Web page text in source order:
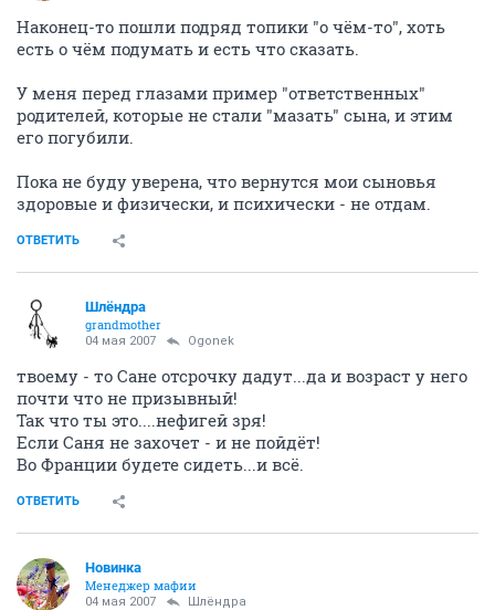
Наконец-то пошли подряд топики "о чём-то", хоть
есть о чём подумать и есть что сказать.
У меня перед глазами пример "ответственных"
родителей, которые не стали "мазать" сына, и этим
его погубили.
Пока не буду уверена, что вернутся мои сыновья
здоровые и физически, и психически - не отдам.
ОТВЕТИТЬ
Шлёндра
grandmother
04 мая 2007 Ogonek
твоему - то Сане отсрочку дадут...да и возраст у него
почти что не призывный!
Так что ты это....нефигей зря!
Если Саня не захочет - и не пойдёт!
Во Франции будете сидеть...и всё.
ОТВЕТИТЬ
Новинка
Менеджер мафии
04 мая 2007 Шлёндра